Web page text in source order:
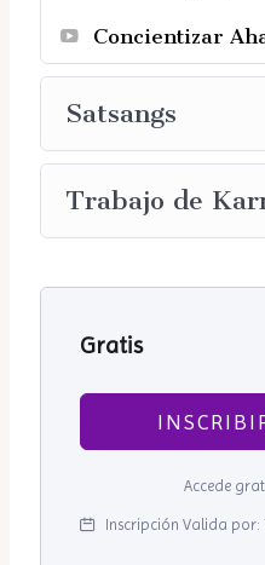
Concientizar
Satsangs
Trabajo de
Gratis
Accede
Inscripción Valida por: